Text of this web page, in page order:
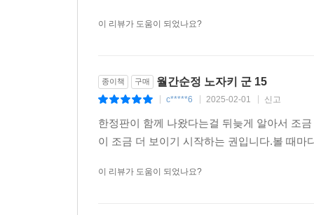
이 리뷰가 도움이 되었나요?
종이책 구매 월간순정 노자키 군 15
c*****6 2025-02-01 신고
한정판이 함께 나왔다는걸 뒤늦게 알아서 조
이 조금 더 보이기 시작하는 권입니다.볼 때
이 리뷰가 도움이 되었나요?